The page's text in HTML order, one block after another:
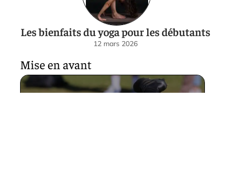
Les bienfaits du yoga pour les débutants
12 mars 2026
Mise en avant